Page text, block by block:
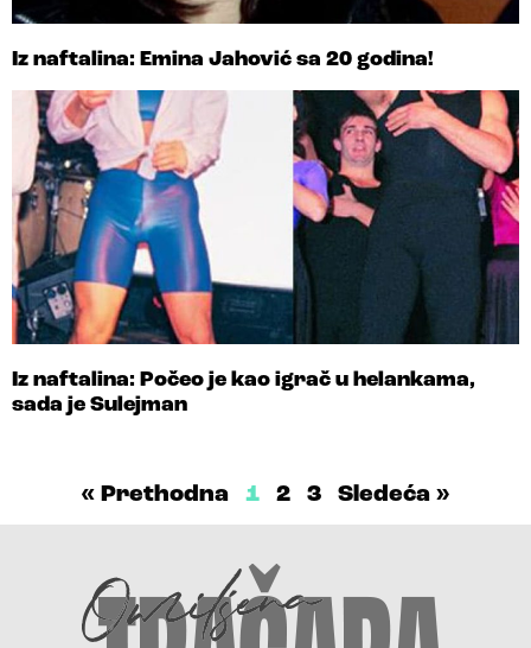
Iz naftalina: Emina Jahović sa 20 godina!
Iz naftalina: Počeo je kao igrač u helankama,
sada je Sulejman
« Prethodna 1 2 3 Sledeća »